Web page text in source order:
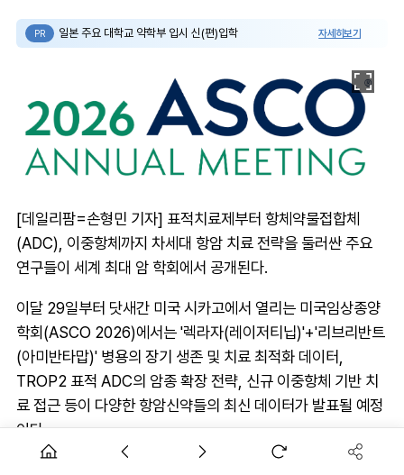
PR 일본 주요 대학교 약학부 입시 신(편)입학 자세히보기
[데일리팜=손형민 기자] 표적치료제부터 항체약물접합체
(ADC), 이중항체까지 차세대 항암 치료 전략을 둘러싼 주요
연구들이 세계 최대 암 학회에서 공개된다.
이달 29일부터 닷새간 미국 시카고에서 열리는 미국임상종양
학회(ASCO 2026)에서는 '렉라자(레이저티닙)'+'리브리반트
(아미반타맙)' 병용의 장기 생존 및 치료 최적화 데이터,
TROP2 표적 ADC의 암종 확장 전략, 신규 이중항체 기반 치
료 접근 등이 다양한 항암신약들의 최신 데이터가 발표될 예정
이다.